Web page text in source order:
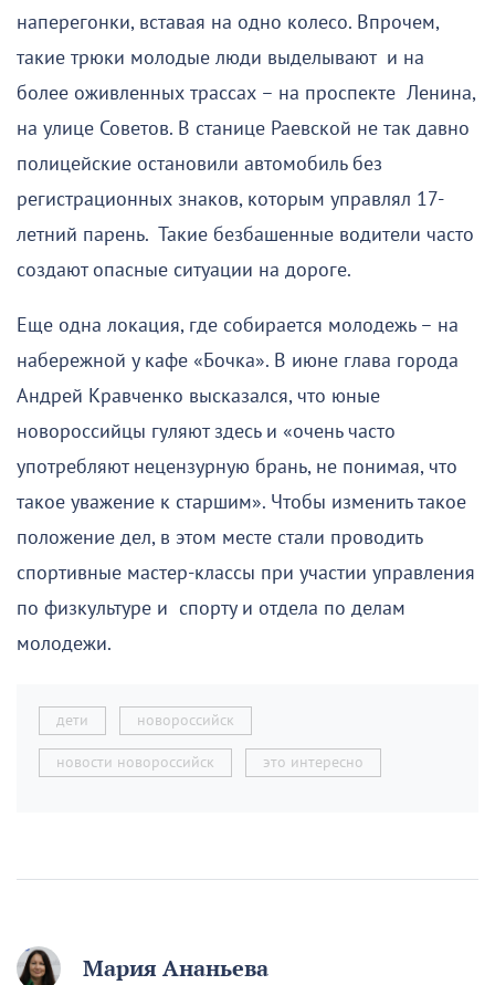
наперегонки, вставая на одно колесо. Впрочем,
такие трюки молодые люди выделывают и на
более оживленных трассах – на проспекте Ленина,
на улице Советов. В станице Раевской не так давно
полицейские остановили автомобиль без
регистрационных знаков, которым управлял 17-
летний парень. Такие безбашенные водители часто
создают опасные ситуации на дороге.
Еще одна локация, где собирается молодежь – на
набережной у кафе «Бочка». В июне глава города
Андрей Кравченко высказался, что юные
новороссийцы гуляют здесь и «очень часто
употребляют нецензурную брань, не понимая, что
такое уважение к старшим». Чтобы изменить такое
положение дел, в этом месте стали проводить
спортивные мастер-классы при участии управления
по физкультуре и спорту и отдела по делам
молодежи.
дети новороссийск
новости новороссийск это интересно
Мария Ананьева